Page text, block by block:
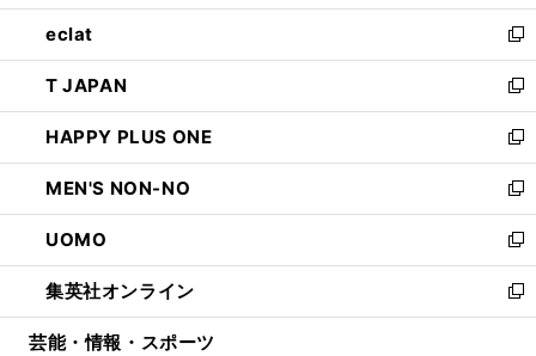
開
く
ウ
で
開
く
ン
ド
ウ
で
開
く
ウ
ィ
ン
ド
ウ
で
開
く
し
い
ウ
ィ
ン
ド
ウ
で
開
く
eclat
新
し
い
ウ
ィ
ン
ド
ウ
で
開
く
T JAPAN
新
し
い
ウ
ィ
ン
ド
ウ
で
開
HAPPY PLUS ONE
新
し
い
ウ
ィ
ン
ド
ウ
MEN'S NON-NO
新
し
い
ウ
ィ
ン
UOMO
新
し
い
ウ
集英社オンライン
新
し
芸能・情報・スポーツ